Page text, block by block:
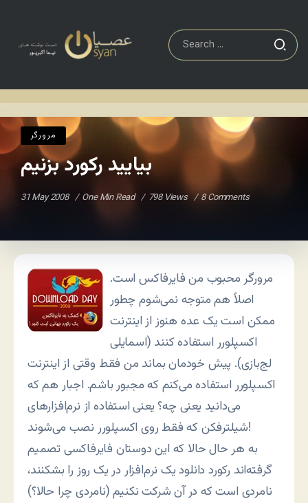
مرورگر
بیایید رکورد بزنیم
31 May 2008 One Min Read 798 Views 8 Comments
مرورگر محبوب من فایرفاکس است.
اصلاً هم متوجه نمی‌شوم چطور
ممکن است یک عده هنوز از اینترنت
اکسپلورر استفاده کنند (اسمایلی
لج‌بازی). پیش خودمان بماند من فقط وقتی از اینترنت
اکسپلورر استفاده می‌کنم که مجبور باشم. اجبار هم که
می‌دانید یعنی چه؟ یعنی استفاده از نرم‌افزارهای
شیلترفکن که فقط روی اکسپلورر نصب می‌شوند!
به هر حال حالا که این دوستان فایرفاکسی تصمیم
گرفته‌اند رکورد دانلود یک نرم‌افزار در يک روز را بشکنند،
نامردی است که در آن شرکت نکنیم (نامردی چرا حالا؟)